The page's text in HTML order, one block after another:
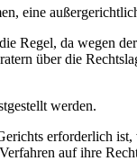
eine
Regel, da wegen
über die
werden.
erforderlich
auf ihre